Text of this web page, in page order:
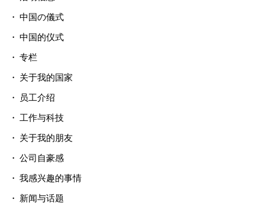
中国の儀式
中国的仪式
专栏
关于我的国家
员工介绍
工作与科技
关于我的朋友
公司自豪感
我感兴趣的事情
新闻与话题